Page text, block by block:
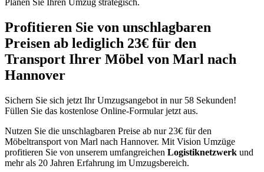
Profitieren Sie von unschlagbaren
Preisen ab lediglich 23€ für den
Transport Ihrer Möbel von Marl nach
Hannover
Sichern Sie sich jetzt Ihr Umzugsangebot in nur 58 Sekunden!
Füllen Sie das kostenlose Online-Formular jetzt aus.
Nutzen Sie die unschlagbaren Preise ab nur 23€ für den
Möbeltransport von Marl nach Hannover. Mit Vision Umzüge
profitieren Sie von unserem umfangreichen Logistiknetzwerk und
mehr als 20 Jahren Erfahrung im Umzugsbereich.